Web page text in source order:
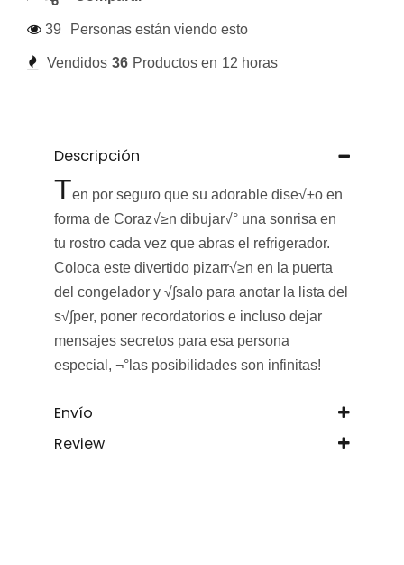
39 Personas están viendo esto
Vendidos 36 Productos en 12 horas
Descripción
Ten por seguro que su adorable dise√±o en
forma de Coraz√≥n dibujar√° una sonrisa en
tu rostro cada vez que abras el refrigerador.
Coloca este divertido pizarr√≥n en la puerta
del congelador y √∫salo para anotar la lista del
s√∫per, poner recordatorios e incluso dejar
mensajes secretos para esa persona
especial, ¬°las posibilidades son infinitas!
Envío
Review